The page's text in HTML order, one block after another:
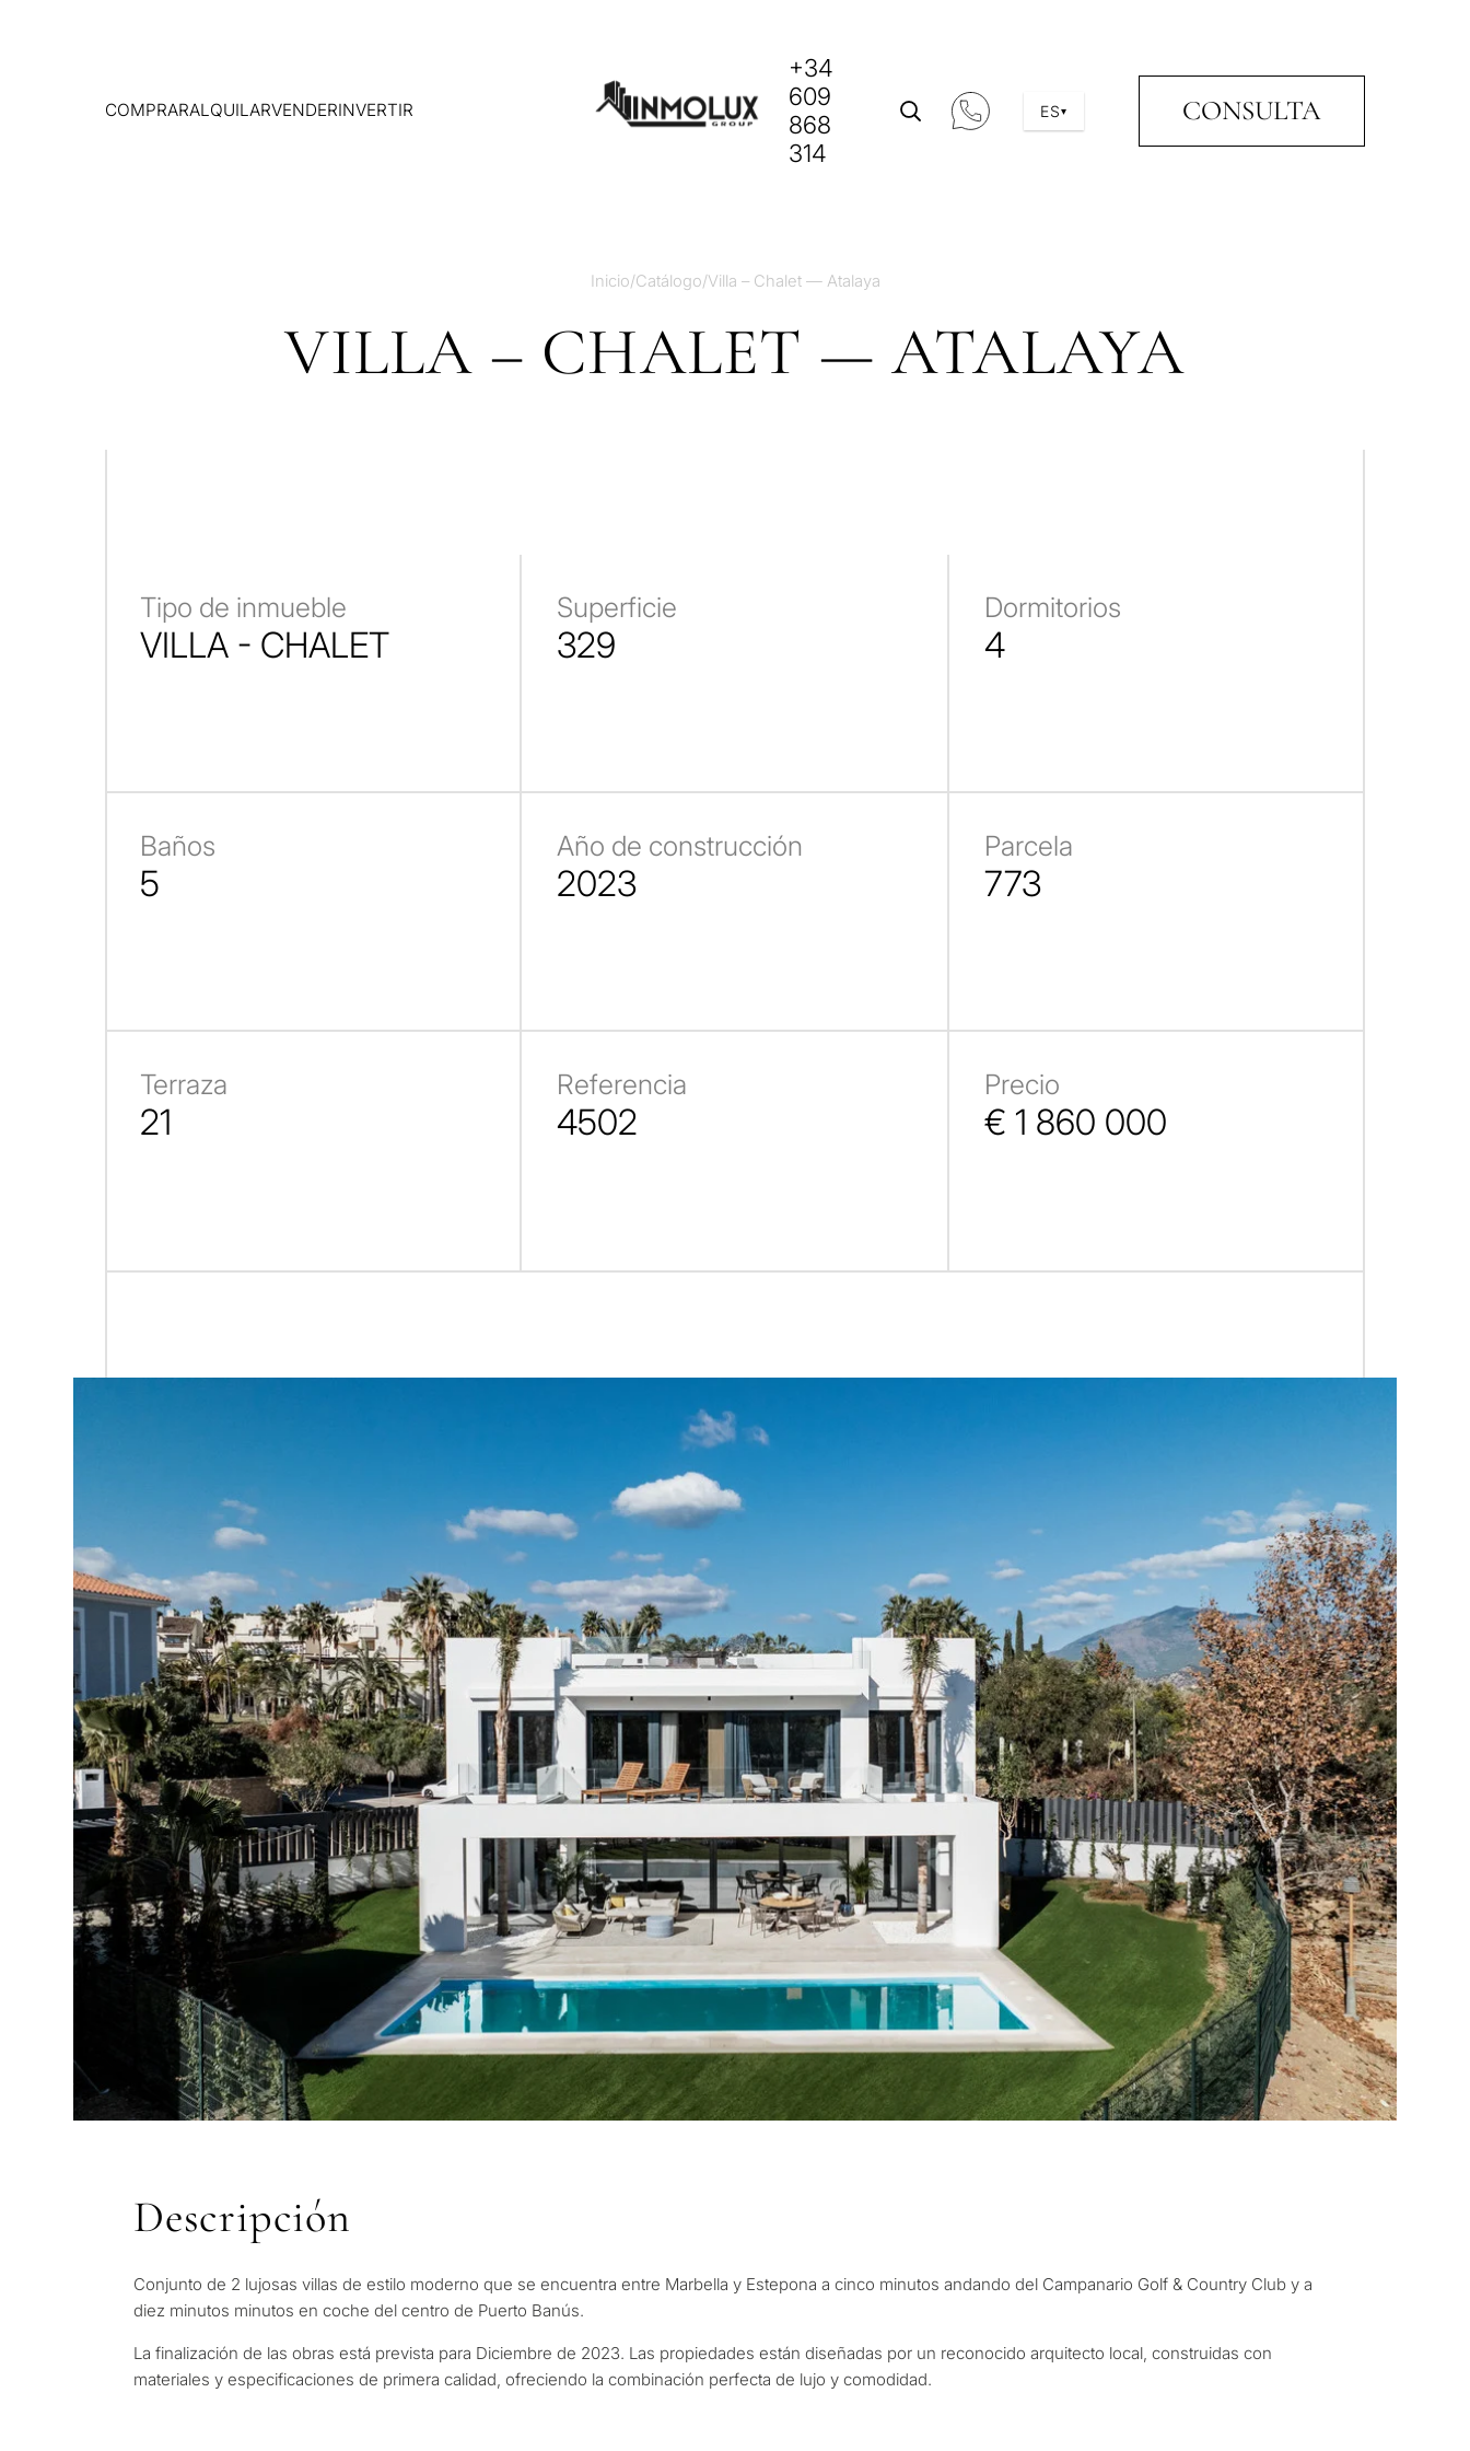
COMPRARALQUILARVENDERINVERTIR
+34
609
868
314
ES▾ CONSULTA
Inicio/Catálogo/Villa – Chalet — Atalaya
VILLA – CHALET — ATALAYA
Tipo de inmueble
VILLA - CHALET
Superficie
329
Dormitorios
4
Baños
5
Año de construcción
2023
Parcela
773
Terraza
21
Referencia
4502
Precio
€ 1 860 000
Descripción
Conjunto de 2 lujosas villas de estilo moderno que se encuentra entre Marbella y Estepona a cinco minutos andando del Campanario Golf & Country Club y a
diez minutos minutos en coche del centro de Puerto Banús.
La finalización de las obras está prevista para Diciembre de 2023. Las propiedades están diseñadas por un reconocido arquitecto local, construidas con
materiales y especificaciones de primera calidad, ofreciendo la combinación perfecta de lujo y comodidad.
CUESTIONARIO
Selección personalizada de
¿Con qué propósito considera una
Primera o segunda residencia para mí